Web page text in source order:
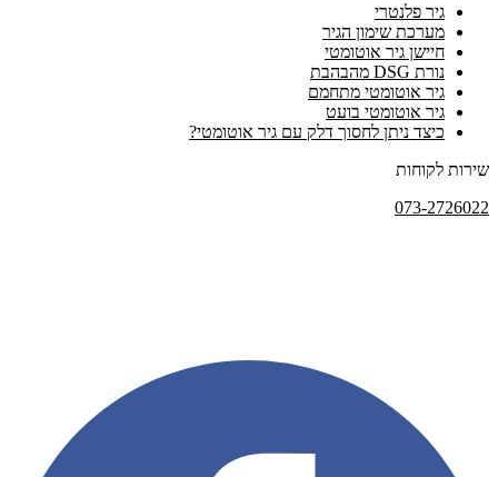
גיר פלנטרי
מערכת שימון הגיר
חיישן גיר אוטומטי
נורת DSG מהבהבת
גיר אוטומטי מתחמם
גיר אוטומטי בועט
כיצד ניתן לחסוך דלק עם גיר אוטומטי?
שירות לקוחות
073-2726022